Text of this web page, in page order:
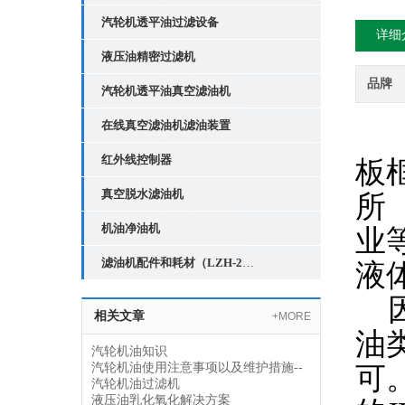
汽轮机透平油过滤设备
液压油精密过滤机
汽轮机透平油真空滤油机
在线真空滤油机滤油装置
红外线控制器
真空脱水滤油机
机油净油机
滤油机配件和耗材（LZH-2红外线液位控制器）
相关文章 +MORE
汽轮机油知识
汽轮机油使用注意事项以及维护措施--
汽轮机油过滤机
液压油乳化氧化解决方案
详细
品牌
板
所
业
液
油
可